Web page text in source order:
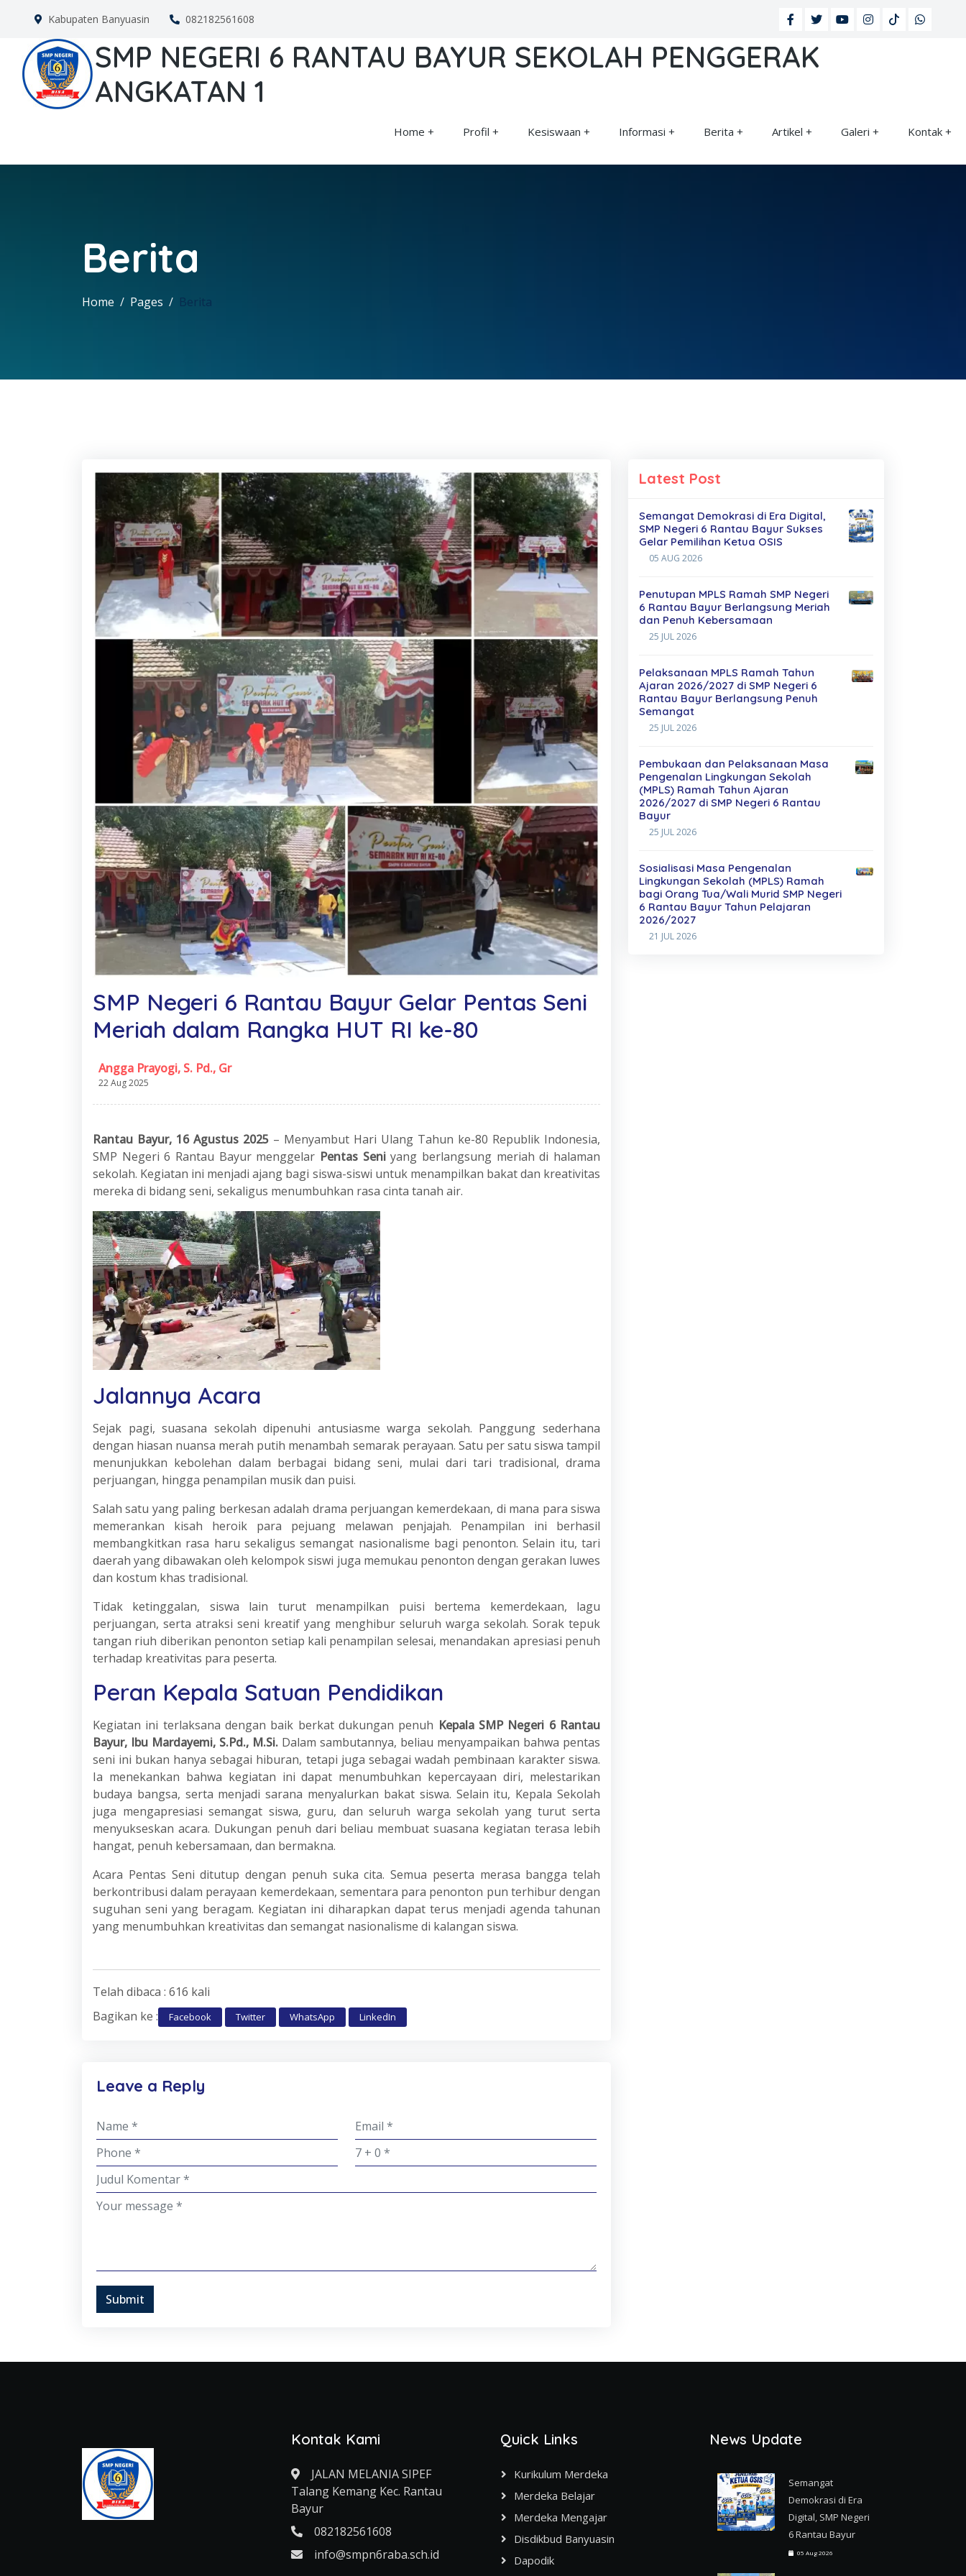
Kabupaten Banyuasin 082182561608
SMP NEGERI 6 RANTAU BAYUR SEKOLAH PENGGERAK
ANGKATAN 1
Home Profil Kesiswaan Informasi Berita Artikel Galeri Kontak
Berita
Home Pages Berita
SMP Negeri 6 Rantau Bayur Gelar Pentas Seni
Meriah dalam Rangka HUT RI ke-80
Angga Prayogi, S. Pd., Gr
22 Aug 2025
Rantau Bayur, 16 Agustus 2025 – Menyambut Hari Ulang Tahun ke-80 Republik Indonesia,
SMP Negeri 6 Rantau Bayur menggelar Pentas Seniyang berlangsung meriah di halaman
sekolah. Kegiatan ini menjadi ajang bagi siswa-siswi untuk menampilkan bakat dan kreativitas
mereka di bidang seni, sekaligus menumbuhkan rasa cinta tanah air.
Jalannya Acara
Sejak pagi, suasana sekolah dipenuhi antusiasme warga sekolah. Panggung sederhana
dengan hiasan nuansa merah putih menambah semarak perayaan. Satu per satu siswa tampil
menunjukkan kebolehan dalam berbagai bidang seni, mulai dari tari tradisional, drama
perjuangan, hingga penampilan musik dan puisi.
Salah satu yang paling berkesan adalah drama perjuangan kemerdekaan, di mana para siswa
memerankan kisah heroik para pejuang melawan penjajah. Penampilan ini berhasil
membangkitkan rasa haru sekaligus semangat nasionalisme bagi penonton. Selain itu, tari
daerah yang dibawakan oleh kelompok siswi juga memukau penonton dengan gerakan luwes
dan kostum khas tradisional.
Tidak ketinggalan, siswa lain turut menampilkan puisi bertema kemerdekaan, lagu
perjuangan, serta atraksi seni kreatif yang menghibur seluruh warga sekolah. Sorak tepuk
tangan riuh diberikan penonton setiap kali penampilan selesai, menandakan apresiasi penuh
terhadap kreativitas para peserta.
Peran Kepala Satuan Pendidikan
Kegiatan ini terlaksana dengan baik berkat dukungan penuh Kepala SMP Negeri 6 Rantau
Bayur, Ibu Mardayemi, S.Pd., M.Si. Dalam sambutannya, beliau menyampaikan bahwa pentas
seni ini bukan hanya sebagai hiburan, tetapi juga sebagai wadah pembinaan karakter siswa.
Ia menekankan bahwa kegiatan ini dapat menumbuhkan kepercayaan diri, melestarikan
budaya bangsa, serta menjadi sarana menyalurkan bakat siswa. Selain itu, Kepala Sekolah
juga mengapresiasi semangat siswa, guru, dan seluruh warga sekolah yang turut serta
menyukseskan acara. Dukungan penuh dari beliau membuat suasana kegiatan terasa lebih
hangat, penuh kebersamaan, dan bermakna.
Acara Pentas Seni ditutup dengan penuh suka cita. Semua peserta merasa bangga telah
berkontribusi dalam perayaan kemerdekaan, sementara para penonton pun terhibur dengan
suguhan seni yang beragam. Kegiatan ini diharapkan dapat terus menjadi agenda tahunan
yang menumbuhkan kreativitas dan semangat nasionalisme di kalangan siswa.
Telah dibaca : 616 kali
Bagikan ke :
Facebook Twitter WhatsApp LinkedIn
Leave a Reply
Submit
Latest Post
Semangat Demokrasi di Era Digital,
SMP Negeri 6 Rantau Bayur Sukses
Gelar Pemilihan Ketua OSIS
05 AUG 2026
Penutupan MPLS Ramah SMP Negeri
6 Rantau Bayur Berlangsung Meriah
dan Penuh Kebersamaan
25 JUL 2026
Pelaksanaan MPLS Ramah Tahun
Ajaran 2026/2027 di SMP Negeri 6
Rantau Bayur Berlangsung Penuh
Semangat
25 JUL 2026
Pembukaan dan Pelaksanaan Masa
Pengenalan Lingkungan Sekolah
(MPLS) Ramah Tahun Ajaran
2026/2027 di SMP Negeri 6 Rantau
Bayur
25 JUL 2026
Sosialisasi Masa Pengenalan
Lingkungan Sekolah (MPLS) Ramah
bagi Orang Tua/Wali Murid SMP Negeri
6 Rantau Bayur Tahun Pelajaran
2026/2027
21 JUL 2026
Kontak Kami
JALAN MELANIA SIPEF
Talang Kemang Kec. Rantau
Bayur
082182561608
info@smpn6raba.sch.id
Quick Links
Kurikulum Merdeka
Merdeka Belajar
Merdeka Mengajar
Disdikbud Banyuasin
Dapodik
News Update
Semangat
Demokrasi di Era
Digital, SMP Negeri
6 Rantau Bayur
05 Aug 2026